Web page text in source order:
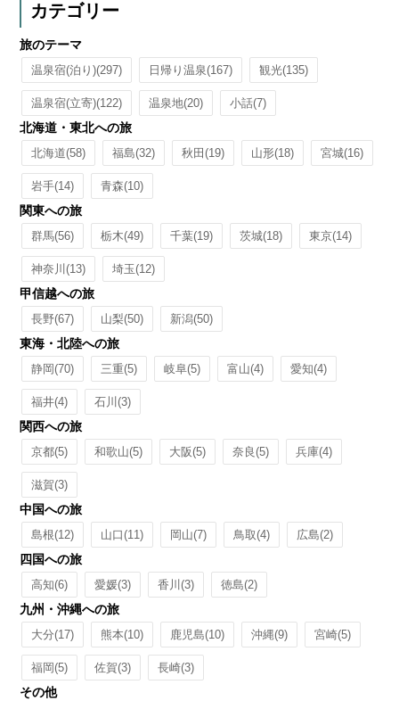
カテゴリー
旅のテーマ
温泉宿(泊り)(297) 日帰り温泉(167) 観光(135)
温泉宿(立寄)(122) 温泉地(20) 小話(7)
北海道・東北への旅
北海道(58) 福島(32) 秋田(19) 山形(18) 宮城(16)
岩手(14) 青森(10)
関東への旅
群馬(56) 栃木(49) 千葉(19) 茨城(18) 東京(14)
神奈川(13) 埼玉(12)
甲信越への旅
長野(67) 山梨(50) 新潟(50)
東海・北陸への旅
静岡(70) 三重(5) 岐阜(5) 富山(4) 愛知(4)
福井(4) 石川(3)
関西への旅
京都(5) 和歌山(5) 大阪(5) 奈良(5) 兵庫(4)
滋賀(3)
中国への旅
島根(12) 山口(11) 岡山(7) 鳥取(4) 広島(2)
四国への旅
高知(6) 愛媛(3) 香川(3) 徳島(2)
九州・沖縄への旅
大分(17) 熊本(10) 鹿児島(10) 沖縄(9) 宮崎(5)
福岡(5) 佐賀(3) 長崎(3)
その他